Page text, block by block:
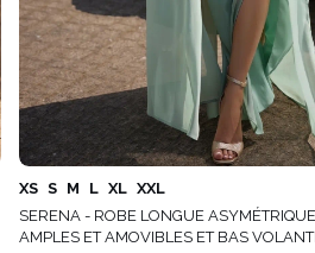
XS S M L XL XXL
SERENA - ROBE LONGUE
AMPLES ET AMOVIBLES ET BAS